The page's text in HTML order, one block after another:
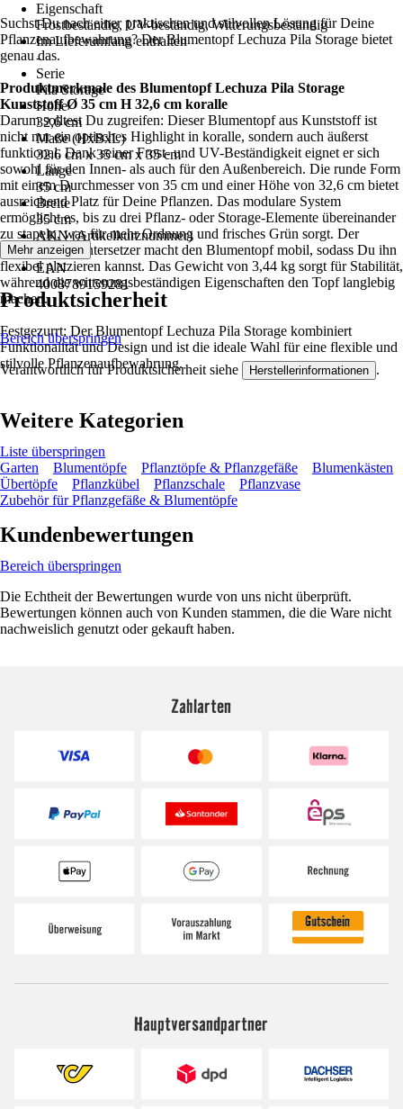
Eigenschaft
Frostbeständig, UV-beständig, Witterungsbeständig
Im Lieferumfang enthalten
-
Serie
Pila Storage
Höhe
32,6 cm
Maße (HxBxL)
32.6 cm x 35 cm x 35 cm
Länge
35 cm
Breite
35 cm
AKN (Artikelkurznummer)
SNG5
EAN
4008789159281
Suchst Du nach einer praktischen und stilvollen Lösung für Deine
Pflanzenaufbewahrung? Der Blumentopf Lechuza Pila Storage bietet
genau das.
Produktmerkmale des Blumentopf Lechuza Pila Storage
Kunststoff Ø 35 cm H 32,6 cm koralle
Darum solltest Du zugreifen: Dieser Blumentopf aus Kunststoff ist
nicht nur ein optisches Highlight in koralle, sondern auch äußerst
funktional. Dank seiner Frost- und UV-Beständigkeit eignet er sich
sowohl für den Innen- als auch für den Außenbereich. Die runde Form
mit einem Durchmesser von 35 cm und einer Höhe von 32,6 cm bietet
ausreichend Platz für Deine Pflanzen. Das modulare System
ermöglicht es, bis zu drei Pflanz- oder Storage-Elemente übereinander
zu stapeln, was für mehr Ordnung und frisches Grün sorgt. Der
passende Rolluntersetzer macht den Blumentopf mobil, sodass Du ihn
flexibel platzieren kannst. Das Gewicht von 3,44 kg sorgt für Stabilität,
während die witterungsbeständigen Eigenschaften den Topf langlebig
machen.
Festgezurrt: Der Blumentopf Lechuza Pila Storage kombiniert
Funktionalität und Design und ist die ideale Wahl für eine flexible und
stilvolle Pflanzenaufbewahrung.
Mehr anzeigen
Produktsicherheit
Bereich überspringen
Verantwortlich für Produktsicherheit siehe Herstellerinformationen .
Weitere Kategorien
Liste überspringen
Garten
Blumentöpfe Pflanztöpfe & Pflanzgefäße
Blumenkästen
Übertöpfe
Pflanzkübel Pflanzschale
Pflanzvase
Zubehör für Pflanzgefäße & Blumentöpfe
Kundenbewertungen
Bereich überspringen
Die Echtheit der Bewertungen wurde von uns nicht überprüft.
Bewertungen können auch von Kunden stammen, die die Ware nicht
nachweislich genutzt oder gekauft haben.
Zahlarten
Hauptversandpartner